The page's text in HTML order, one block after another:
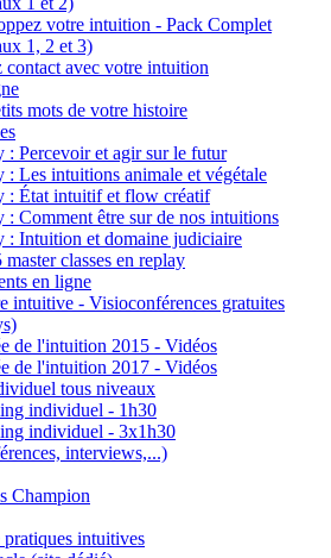
votre intuition - Pack Complet
1, 2 et 3)
contact avec votre intuition
mots de votre histoire
: Percevoir et agir sur le futur
: Les intuitions animale et végétale
: État intuitif et flow créatif
: Comment être sur de nos intuitions
: Intuition et domaine judiciaire
master classes en replay
en ligne
intuitive - Visioconférences gratuites
de l'intuition 2015 - Vidéos
de l'intuition 2017 - Vidéos
tous niveaux
individuel - 1h30
individuel - 3x1h30
interviews,...)
Champion
pratiques intuitives